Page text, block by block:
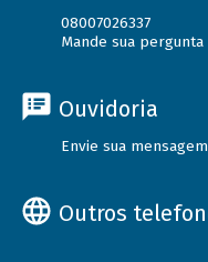
08007026337
Mande sua pergunta
Ouvidoria
Envie sua mensagem
Outros